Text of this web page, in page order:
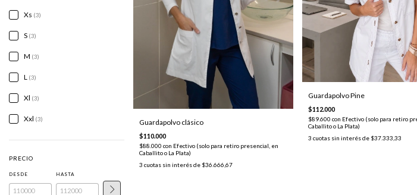
Xs (3)
S (3)
M (3)
L (3)
Xl (3)
Xxl (3)
PRECIO
DESDE HASTA
Guardapolvo clásico
$110.000
$88.000 con Efectivo (solo para retiro presencial, en
Caballito o La Plata)
3 cuotas sin interés de $36.666,67
Guardapolvo Pine
$112.000
$89.600 con Efectivo (solo para retiro
Caballito o La Plata)
3 cuotas sin interés de $37.333,33